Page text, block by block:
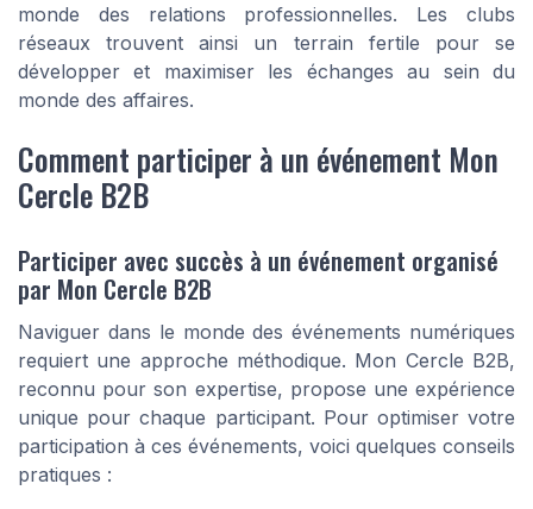
monde des relations professionnelles. Les clubs
réseaux trouvent ainsi un terrain fertile pour se
développer et maximiser les échanges au sein du
monde des affaires.
Comment participer à un événement Mon
Cercle B2B
Participer avec succès à un événement organisé
par Mon Cercle B2B
Naviguer dans le monde des événements numériques
requiert une approche méthodique. Mon Cercle B2B,
reconnu pour son expertise, propose une expérience
unique pour chaque participant. Pour optimiser votre
participation à ces événements, voici quelques conseils
pratiques :